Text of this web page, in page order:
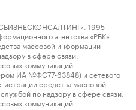
1995–
агентства «РБК»
массовой информации
в сфере связи,
коммуникаций
ИА №ФС77-63848) и сетевого
средства массовой
по надзору в сфере связи,
коммуникаций